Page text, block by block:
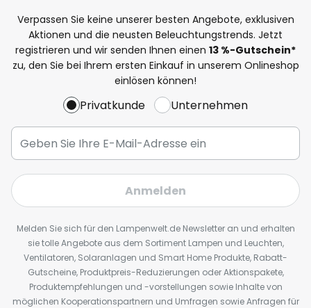
Verpassen Sie keine unserer besten Angebote, exklusiven
Aktionen und die neusten Beleuchtungstrends. Jetzt
registrieren und wir senden Ihnen einen 13 %-Gutschein*
zu, den Sie bei Ihrem ersten Einkauf in unserem Onlineshop
einlösen können!
Privatkunde Unternehmen
Anmelden
Melden Sie sich für den Lampenwelt.de Newsletter an und erhalten
sie tolle Angebote aus dem Sortiment Lampen und Leuchten,
Ventilatoren, Solaranlagen und Smart Home Produkte, Rabatt-
Gutscheine, Produktpreis-Reduzierungen oder Aktionspakete,
Produktempfehlungen und -vorstellungen sowie Inhalte von
möglichen Kooperationspartnern und Umfragen sowie Anfragen für